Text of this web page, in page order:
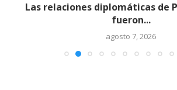
Las relaciones diplomáticas de
fueron...
agosto 7, 2026